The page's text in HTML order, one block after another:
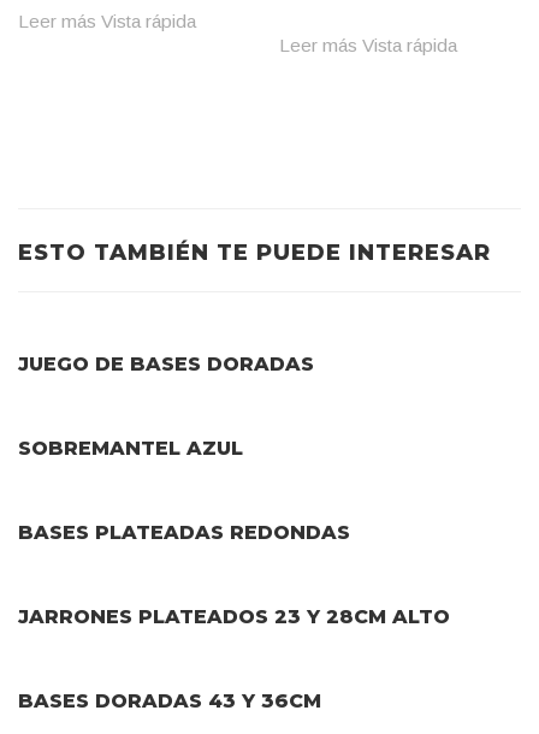
Leer más Vista rápida
Leer más Vista rápida
ESTO TAMBIÉN TE PUEDE INTERESAR
JUEGO DE BASES DORADAS
SOBREMANTEL AZUL
BASES PLATEADAS REDONDAS
JARRONES PLATEADOS 23 Y 28CM ALTO
BASES DORADAS 43 Y 36CM